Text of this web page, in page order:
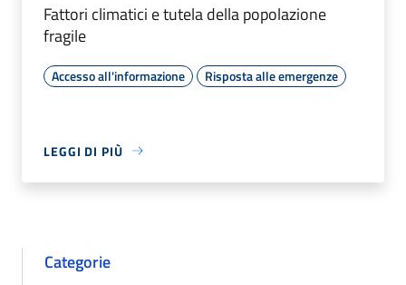
Fattori climatici e tutela della popolazione
fragile
Accesso all'informazione Risposta alle emergenze
LEGGI DI PIÙ
Categorie